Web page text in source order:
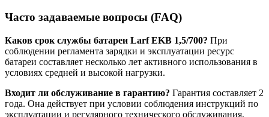
Часто задаваемые вопросы (FAQ)
Каков срок службы батареи Larf EKB 1,5/700? При
соблюдении регламента зарядки и эксплуатации ресурс
батареи составляет несколько лет активного использования в
условиях средней и высокой нагрузки.
Входит ли обслуживание в гарантию? Гарантия составляет 2
года. Она действует при условии соблюдения инструкций по
эксплуатации и регулярного технического обслуживания,